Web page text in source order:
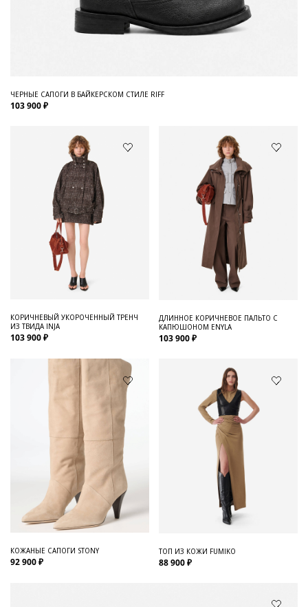
ЧЕРНЫЕ САПОГИ В БАЙКЕРСКОМ СТИЛЕ RIFF
103 900 ₽
КОРИЧНЕВЫЙ УКОРОЧЕННЫЙ ТРЕНЧ
ИЗ ТВИДА INJA
103 900 ₽
ДЛИННОЕ КОРИЧНЕВОЕ ПАЛЬТО С
КАПЮШОНОМ ENYLA
103 900 ₽
КОЖАНЫЕ САПОГИ STONY
92 900 ₽
ТОП ИЗ КОЖИ FUMIKO
88 900 ₽